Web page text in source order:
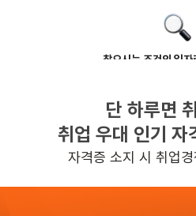
찾으시는 조건의 일자
반경 3KM 이내의 일
단 하루면
취업 우대 인기 자
자격증 소지 시 취업